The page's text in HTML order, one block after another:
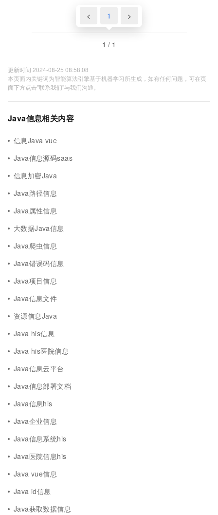
< 1 >
1 / 1
更新时间 2024-08-25 08:58:08
本页面内关键词为智能算法引擎基于机器学习所生成，如有任何问题，可在页
面下方点击"联系我们"与我们沟通。
Java信息相关内容
信息Java vue
Java信息源码saas
信息加密Java
Java路径信息
Java属性信息
大数据Java信息
Java爬虫信息
Java错误码信息
Java项目信息
Java信息文件
资源信息Java
Java his信息
Java his医院信息
Java信息云平台
Java信息部署文档
Java信息his
Java企业信息
Java信息系统his
Java医院信息his
Java vue信息
Java id信息
Java获取数据信息